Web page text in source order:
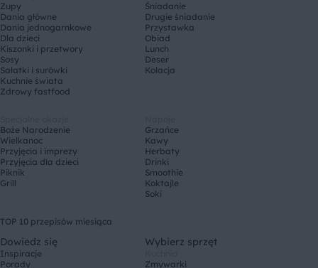
Zupy
Dania główne
Dania jednogarnkowe
Dla dzieci
Kiszonki i przetwory
Sosy
Sałatki i surówki
Kuchnie świata
Zdrowy fastfood
Śniadanie
Drugie śniadanie
Przystawka
Obiad
Lunch
Deser
Kolacja
Boże Narodzenie
Wielkanoc
Przyjęcia i imprezy
Przyjęcia dla dzieci
Piknik
Grill
Grzańce
Kawy
Herbaty
Drinki
Smoothie
Koktajle
Soki
TOP 10 przepisów miesiąca
Dowiedz się
Inspiracje
Porady
Wybierz sprzęt
Zmywarki